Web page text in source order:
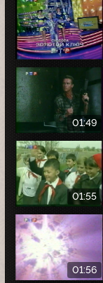
01:49
01:55
01:56